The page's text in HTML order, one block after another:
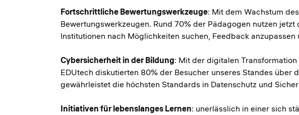
Fortschrittliche Bewertungswerkzeuge: Mit dem Wachstum
Bewertungswerkzeugen. Rund 70% der Pädagogen nutzen
Institutionen nach Möglichkeiten suchen, Feedback
Cybersicherheit in der Bildung: Mit der digitalen
EDUtech diskutierten 80% der Besucher unseres Standes
gewährleistet die höchsten Standards in Datenschutz und
Initiativen für lebenslanges Lernen: unerlässlich in einer sich